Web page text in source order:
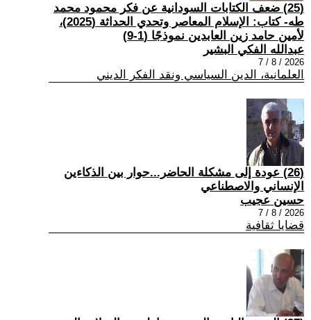
(25) ضعف الكتابات السودانية عن فكر محمود محمد
طه- كتاب: الإسلام المعاصر وتحدي الحداثة (2025)،
لأمين حامد زين العابدين نموذجًا (1-9)
عبدالله الفكي البشير
2026 / 8 / 7
العلمانية، الدين السياسي ونقد الفكر الديني
(26) عودة إلى مشكلة الحاضر...حوار بين الذكاءين
الإنساني والاصطناعي
حسين عجيب
2026 / 8 / 7
قضايا ثقافية